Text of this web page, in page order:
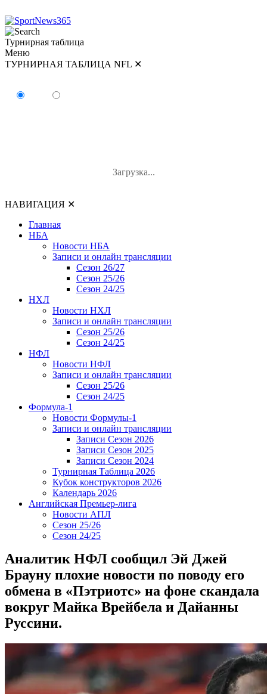
Турнирная таблица
Меню
ТУРНИРНАЯ ТАБЛИЦА NFL ✕
Загрузка...
НАВИГАЦИЯ ✕
Главная
НБА
Новости НБА
Записи и онлайн трансляции
Сезон 26/27
Сезон 25/26
Сезон 24/25
НХЛ
Новости НХЛ
Записи и онлайн трансляции
Сезон 25/26
Сезон 24/25
НФЛ
Новости НФЛ
Записи и онлайн трансляции
Сезон 25/26
Сезон 24/25
Формула-1
Новости Формулы-1
Записи и онлайн трансляции
Записи Сезон 2026
Записи Сезон 2025
Записи Сезон 2024
Турнирная Таблица 2026
Кубок конструкторов 2026
Календарь 2026
Английская Премьер-лига
Новости АПЛ
Сезон 25/26
Сезон 24/25
Аналитик НФЛ сообщил Эй Джей
Брауну плохие новости по поводу его
обмена в «Пэтриотс» на фоне скандала
вокруг Майка Врейбела и Дайанны
Руссини.